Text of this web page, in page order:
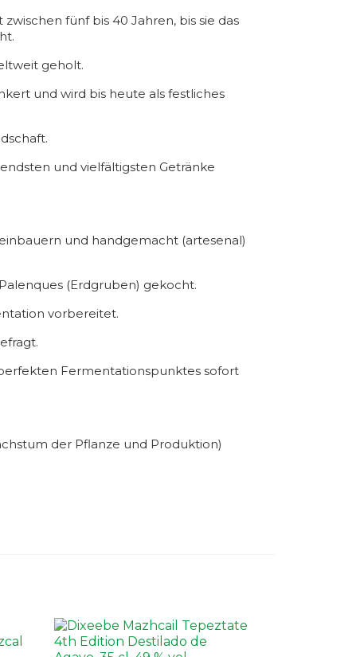
fünf bis 40 Jahren, bis sie das
geholt.
und wird bis heute als festliches
und vielfältigsten Getränke
und handgemacht (artesenal)
(Erdgruben) gekocht.
vorbereitet.
Fermentationspunktes sofort
der Pflanze und Produktion)